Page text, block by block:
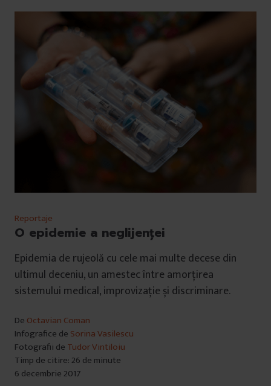
Reportaje
O epidemie a neglijenței
Epidemia de rujeolă cu cele mai multe decese din
ultimul deceniu, un amestec între amorțirea
sistemului medical, improvizație și discriminare.
De Octavian Coman
Infografice de Sorina Vasilescu
Fotografii de Tudor Vintiloiu
Timp de citire: 26 de minute
6 decembrie 2017